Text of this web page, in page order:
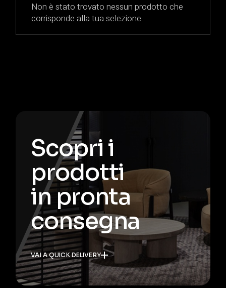
Non è stato trovato nessun prodotto che
corrisponde alla tua selezione.
Scopri i
prodotti
in pronta
consegna
VAI A QUICK DELIVERY